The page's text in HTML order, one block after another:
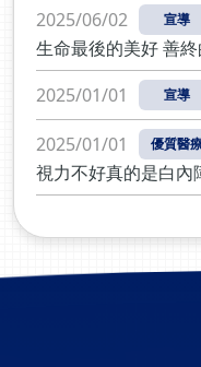
失調的神經細胞恢復
限的身心疾病患者，
楊主任進一步指出，
侵入性，副作用也較
每次治療建議時間約
「基本上我們會看患
差的，可能就要做二
運的是，張姓少婦做
我的大小眼症狀改善
2025/06/02 宣導
生命最後的美好 善
2025/01/01
宣導
2025/01/01 優質醫
視力不好真的是白內